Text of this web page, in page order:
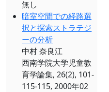
無し
暗室空間での経路選
択と探索ストラテジ
ーの分析
中村 奈良江
西南学院大学児童教
育学論集, 26(2), 101-
115-115, 2000年02